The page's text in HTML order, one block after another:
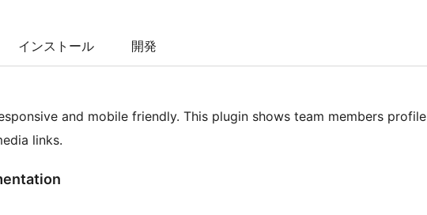
インストール 開発
and mobile friendly. This plugin shows team members profile
links.